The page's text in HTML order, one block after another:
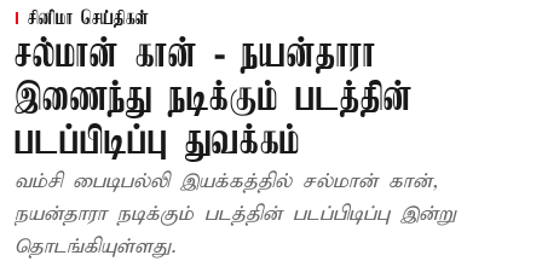
சினிமா செய்திகள்
சல்மான் கான் - நயன்தாரா
இணைந்து நடிக்கும் படத்தின்
படப்பிடிப்பு துவக்கம்
வம்சி பைடிபல்லி இயக்கத்தில் சல்மான் கான்,
நயன்தாரா நடிக்கும் படத்தின் படப்பிடிப்பு இன்று
தொடங்கியுள்ளது.